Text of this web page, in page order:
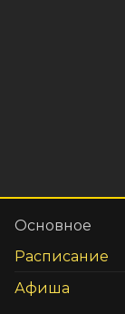
Основное
Расписание
Афиша